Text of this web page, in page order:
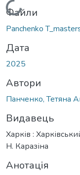
Вантажиться...
Файли
Panchenko
Дата
2025
Автори
Панченко, Тетяна
Видавець
Харків :
Н. Каразіна
Анотація